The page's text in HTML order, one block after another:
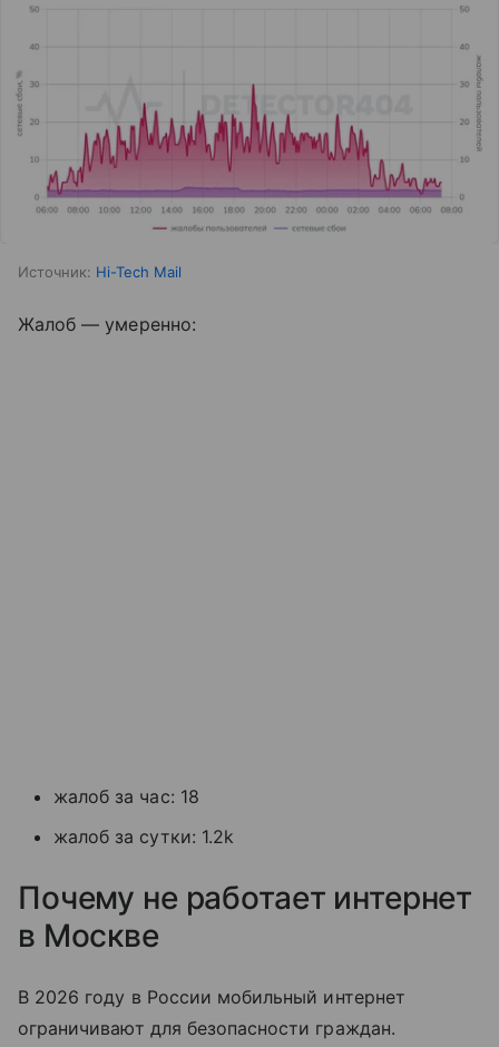
Источник: Hi-Tech Mail
Жалоб — умеренно:
жалоб за час: 18
жалоб за сутки: 1.2k
Почему не работает интернет
в Москве
В 2026 году в России мобильный интернет
ограничивают для безопасности граждан.